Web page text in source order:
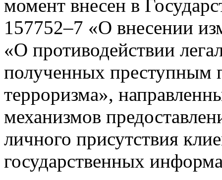
момент внесен в
157752–7 «О внесении
«О противодействии
полученных преступным
терроризма»,
механизмов
личного присутствия
государственных